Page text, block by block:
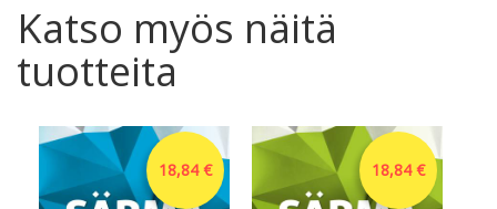
Katso myös näitä
tuotteita
18,84 € 18,84 €